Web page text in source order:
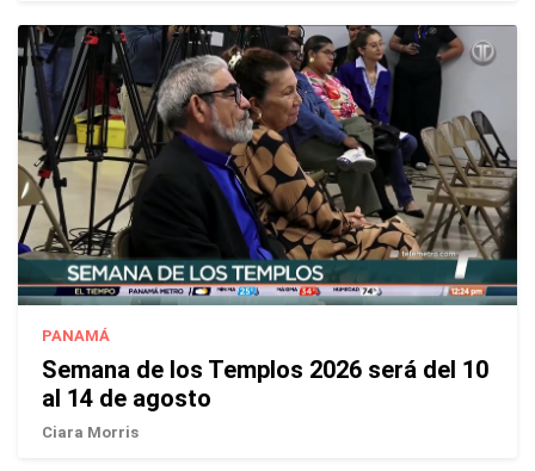
PANAMÁ
Semana de los Templos 2026 será del 10
al 14 de agosto
Ciara Morris